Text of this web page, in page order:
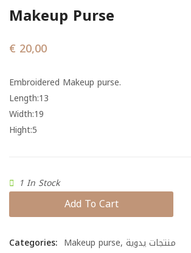
Financial Tips
Makeup Purse
€ 20,00
Embroidered Makeup purse.
Length:13
Width:19
Hight:5
1 In Stock
Add To Cart
Categories: Makeup purse, منتجات يدوية